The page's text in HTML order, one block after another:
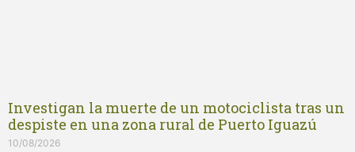
Investigan la muerte de un motociclista tras un
despiste en una zona rural de Puerto Iguazú
10/08/2026